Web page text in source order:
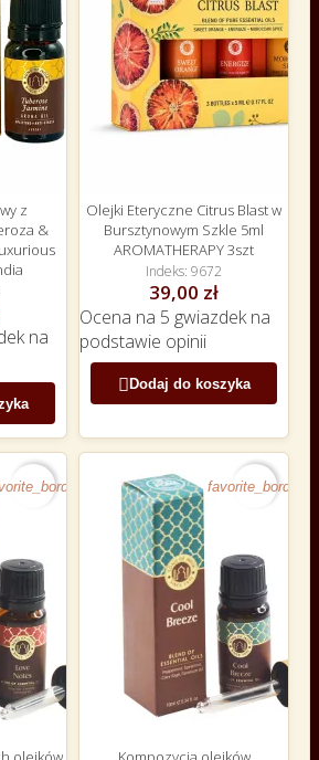
z
&
na
Olejki Eteryczne Citrus Blast w
Bursztynowym Szkle 5ml
AROMATHERAPY 3szt
Indeks 9672
39,00 zł
Ocena na 5 gwiazdek na
podstawie opinii
Dodaj do koszyka
favorite_border